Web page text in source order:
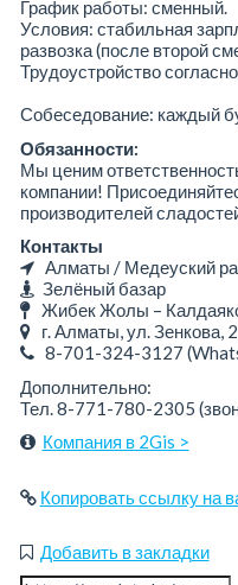
График работы: сменный.
Условия: стабильная
развозка (после второй
Трудоустройство
Собеседование: каждый
Обязанности:
Мы ценим
компании!
производителей
Контакты
Алматы / Медеуский
Зелёный базар
Жибек Жолы –
г. Алматы, ул. Зенкова,
8-701-324-3127
Дополнительно:
Тел. 8-771-780-2305
Компания в 2Gis >
Копировать ссылку на
Добавить в закладки